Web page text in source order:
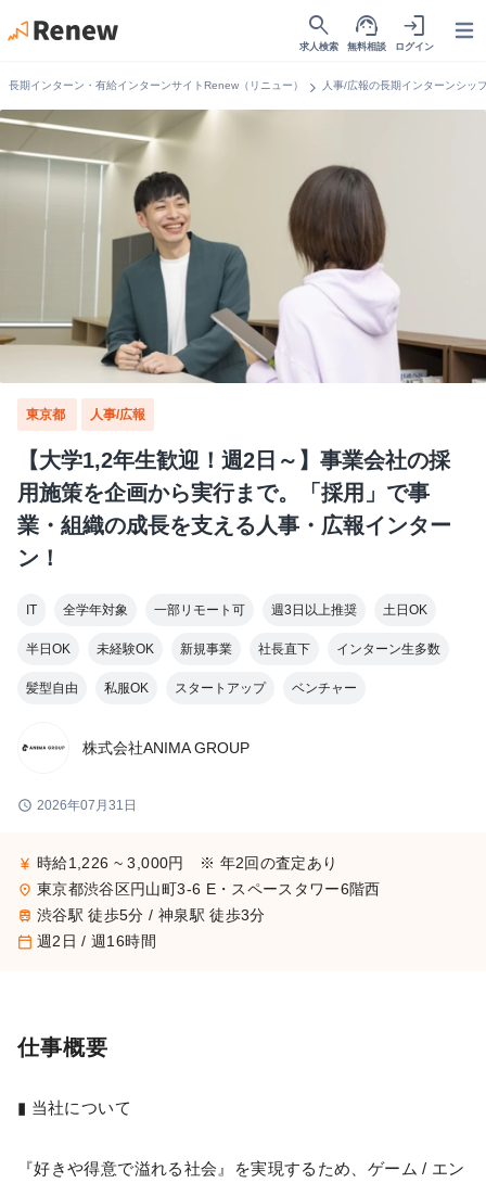
search
求人検索
support_agent
無料相談
login
ログイン
長期インターン・有給インターンサイトRenew（リニュー） chevron_right 人事/広報の長期インターンシッ
東京都 人事/広報
【大学1,2年生歓迎！週2日～】事業会社の採
用施策を企画から実行まで。「採用」で事
業・組織の成長を支える人事・広報インター
ン！
IT 全学年対象 一部リモート可 週3日以上推奨 土日OK
半日OK 未経験OK 新規事業 社長直下 インターン生多数
髪型自由 私服OK スタートアップ ベンチャー
株式会社ANIMA GROUP
schedule 2026年07月31日
currency_yen 時給1,226 ~ 3,000円 ※ 年2回の査定あり
place 東京都渋谷区円山町3-6 E・スペースタワー6階西
train 渋谷駅 徒歩5分 / 神泉駅 徒歩3分
calendar_today 週2日 / 週16時間
仕事概要
▮ 当社について
『好きや得意で溢れる社会』を実現するため、ゲーム / エン